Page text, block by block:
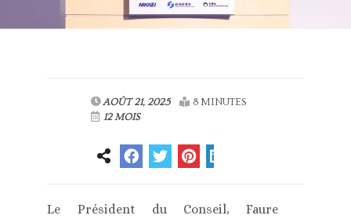
AOÛT 21, 2025
8 MINUTES
12 MOIS
Le Président du Conseil, Faure